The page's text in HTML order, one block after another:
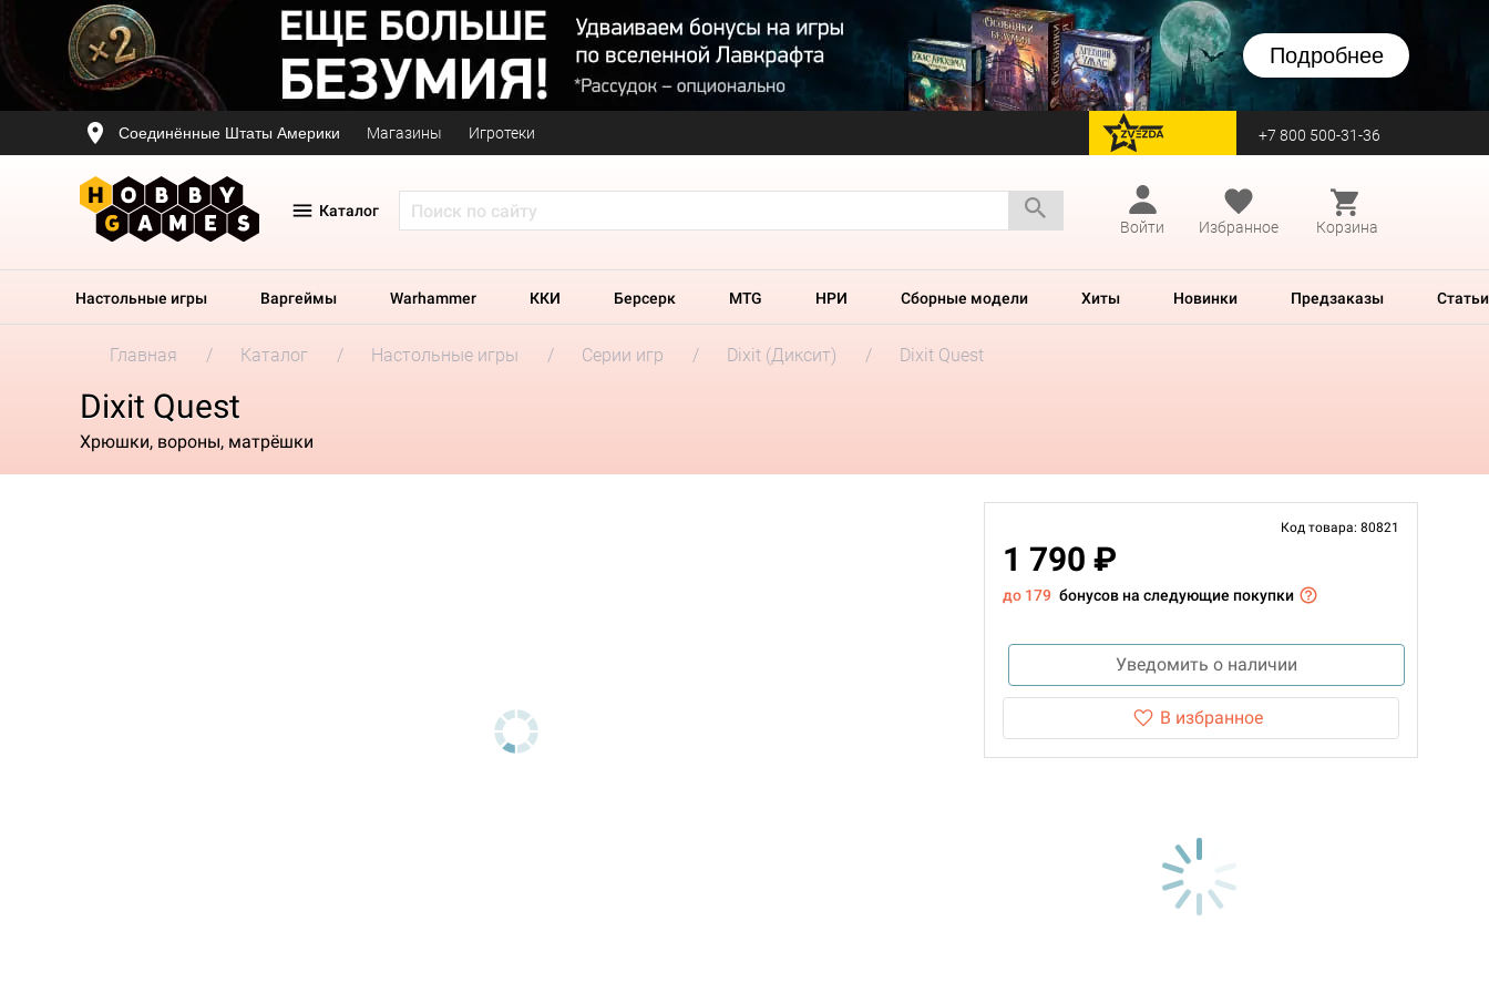
Подробнее
Соединённые Штаты Америки Магазины Игротеки перейти на Zvezda +7 800 500-31-36
Каталог
Войти
Избранное Корзина
Настольные игры Варгеймы Warhammer ККИ Берсерк MTG НРИ Сборные модели Хиты Новинки Предзаказы Статьи
Главная Каталог Настольные игры Серии игр Dixit (Диксит) Dixit Quest
Dixit Quest
Хрюшки, вороны, матрёшки
Код товара: 80821
1 790 ₽
до 179 бонусов на следующие покупки
Уведомить о наличии
В избранное